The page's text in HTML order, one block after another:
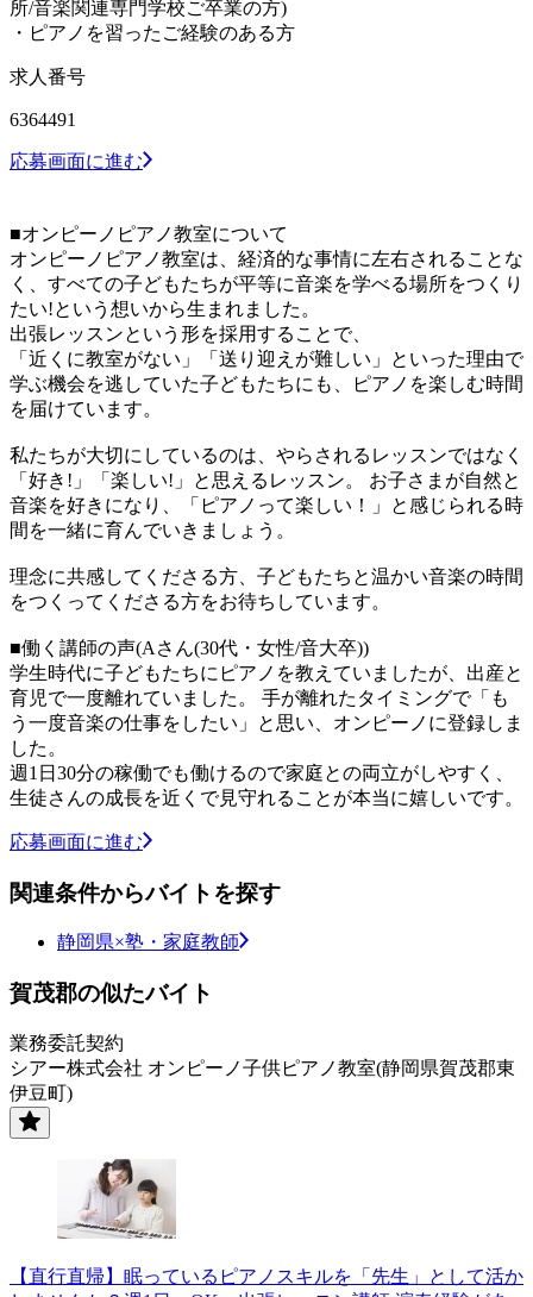
所/音楽関連専門学校ご卒業の方)
・ピアノを習ったご経験のある方
求人番号
6364491
応募画面に進む
■オンピーノピアノ教室について
オンピーノピアノ教室は、経済的な事情に左右されることな
く、すべての子どもたちが平等に音楽を学べる場所をつくり
たい!という想いから生まれました。
出張レッスンという形を採用することで、
「近くに教室がない」「送り迎えが難しい」といった理由で
学ぶ機会を逃していた子どもたちにも、ピアノを楽しむ時間
を届けています。
私たちが大切にしているのは、やらされるレッスンではなく
「好き!」「楽しい!」と思えるレッスン。 お子さまが自然と
音楽を好きになり、「ピアノって楽しい！」と感じられる時
間を一緒に育んでいきましょう。
理念に共感してくださる方、子どもたちと温かい音楽の時間
をつくってくださる方をお待ちしています。
■働く講師の声(Aさん(30代・女性/音大卒))
学生時代に子どもたちにピアノを教えていましたが、出産と
育児で一度離れていました。 手が離れたタイミングで「も
う一度音楽の仕事をしたい」と思い、オンピーノに登録しま
した。
週1日30分の稼働でも働けるので家庭との両立がしやすく、
生徒さんの成長を近くで見守れることが本当に嬉しいです。
応募画面に進む
関連条件からバイトを探す
静岡県×塾・家庭教師
賀茂郡の似たバイト
業務委託契約
シアー株式会社 オンピーノ子供ピアノ教室(静岡県賀茂郡東
伊豆町)
【直行直帰】眠っているピアノスキルを「先生」として活か